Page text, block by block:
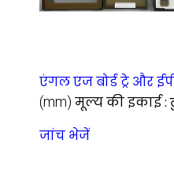
एंगल एज बोर्ड ट्रे और
(mm) मूल्य की इकाई :
जांच भेजें